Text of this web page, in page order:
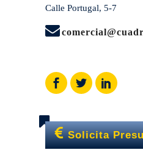
Calle Portugal, 5-7
Solicita